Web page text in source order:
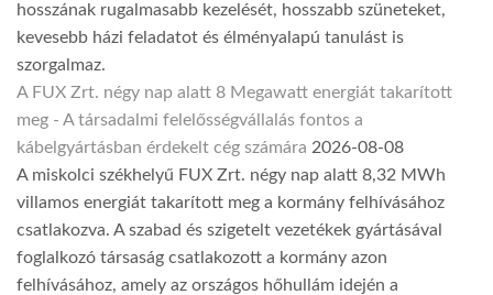
hosszának rugalmasabb kezelését, hosszabb szüneteket,
kevesebb házi feladatot és élményalapú tanulást is
szorgalmaz.
A FUX Zrt. négy nap alatt 8 Megawatt energiát takarított
meg - A társadalmi felelősségvállalás fontos a
kábelgyártásban érdekelt cég számára 2026-08-08
A miskolci székhelyű FUX Zrt. négy nap alatt 8,32 MWh
villamos energiát takarított meg a kormány felhívásához
csatlakozva. A szabad és szigetelt vezetékek gyártásával
foglalkozó társaság csatlakozott a kormány azon
felhívásához, amely az országos hőhullám idején a